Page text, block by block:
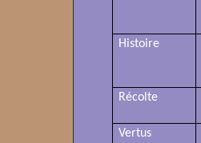
Histoire
Récolte
Vertus